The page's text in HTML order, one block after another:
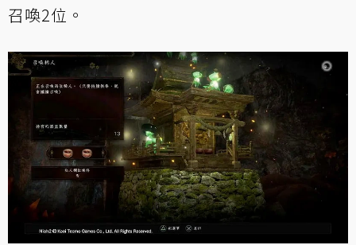
召喚2位。